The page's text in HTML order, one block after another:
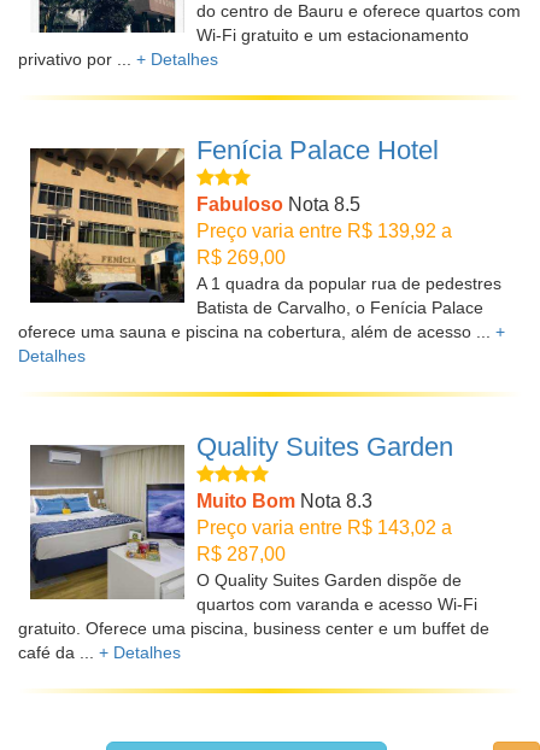
do centro de Bauru e oferece quartos com
Wi-Fi gratuito e um estacionamento
privativo por ... + Detalhes
Fenícia Palace Hotel
Fabuloso Nota 8.5
Preço varia entre R$ 139,92 a
R$ 269,00
A 1 quadra da popular rua de pedestres
Batista de Carvalho, o Fenícia Palace
oferece uma sauna e piscina na cobertura, além de acesso ... +
Detalhes
Quality Suites Garden
Muito Bom Nota 8.3
Preço varia entre R$ 143,02 a
R$ 287,00
O Quality Suites Garden dispõe de
quartos com varanda e acesso Wi-Fi
gratuito. Oferece uma piscina, business center e um buffet de
café da ... + Detalhes